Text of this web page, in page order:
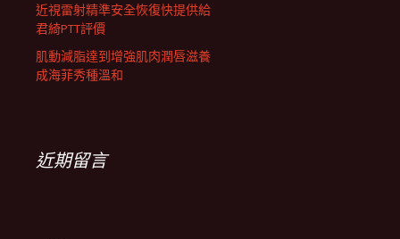
近視雷射精準安全恢復快提供給
君綺PTT評價
肌動減脂達到增強肌肉潤唇滋養
成海菲秀種溫和
近期留言